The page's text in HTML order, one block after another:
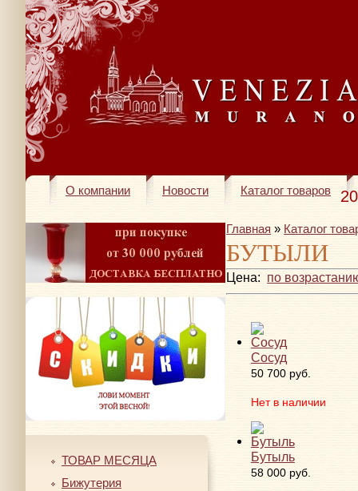
О компании Новости Каталог товаров
ТОВАР МЕСЯЦА
Бижутерия
Главная » Каталог
БУТЫЛИ
Цена: по
Сосуд
50 700 руб.
Нет в наличии
Бутыль
58 000 руб.